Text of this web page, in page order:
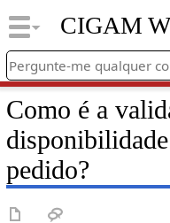
CIGAM
Como é a
pedido?